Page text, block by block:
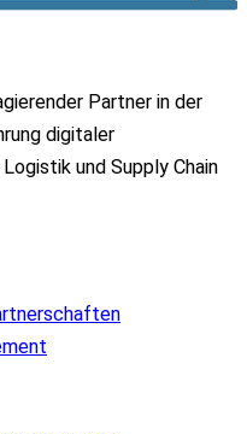
Partner in der
digitaler
und Supply Chain